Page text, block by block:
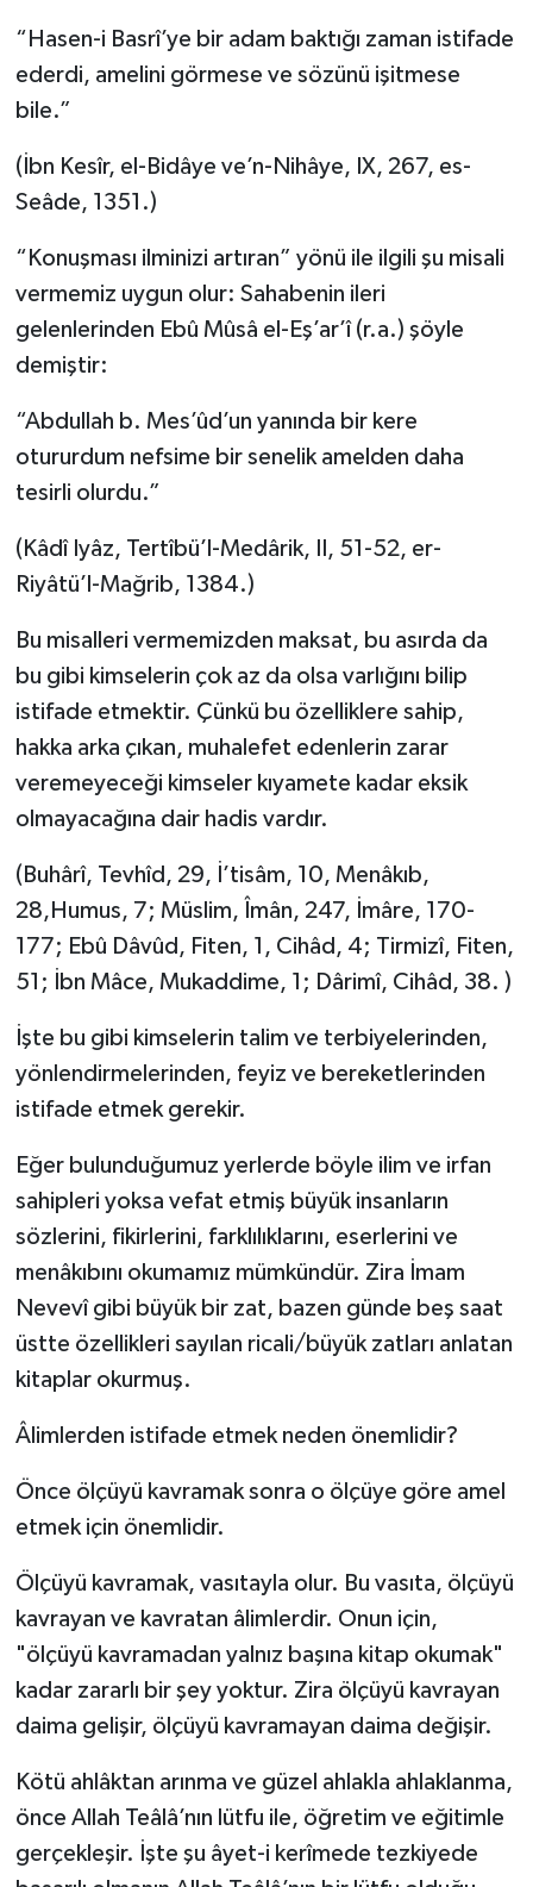
“Hasen-i Basrî’ye bir adam baktığı zaman istifade
ederdi, amelini görmese ve sözünü işitmese
bile.”
(İbn Kesîr, el-Bidâye ve’n-Nihâye, IX, 267, es-
Seâde, 1351.)
“Konuşması ilminizi artıran” yönü ile ilgili şu misali
vermemiz uygun olur: Sahabenin ileri
gelenlerinden Ebû Mûsâ el-Eş’ar’î (r.a.) şöyle
demiştir:
“Abdullah b. Mes’ûd’un yanında bir kere
otururdum nefsime bir senelik amelden daha
tesirli olurdu.”
(Kâdî Iyâz, Tertîbü’l-Medârik, II, 51-52, er-
Riyâtü’l-Mağrib, 1384.)
Bu misalleri vermemizden maksat, bu asırda da
bu gibi kimselerin çok az da olsa varlığını bilip
istifade etmektir. Çünkü bu özelliklere sahip,
hakka arka çıkan, muhalefet edenlerin zarar
veremeyeceği kimseler kıyamete kadar eksik
olmayacağına dair hadis vardır.
(Buhârî, Tevhîd, 29, İ’tisâm, 10, Menâkıb,
28,Humus, 7; Müslim, Îmân, 247, İmâre, 170-
177; Ebû Dâvûd, Fiten, 1, Cihâd, 4; Tirmizî, Fiten,
51; İbn Mâce, Mukaddime, 1; Dârimî, Cihâd, 38. )
İşte bu gibi kimselerin talim ve terbiyelerinden,
yönlendirmelerinden, feyiz ve bereketlerinden
istifade etmek gerekir.
Eğer bulunduğumuz yerlerde böyle ilim ve irfan
sahipleri yoksa vefat etmiş büyük insanların
sözlerini, fikirlerini, farklılıklarını, eserlerini ve
menâkıbını okumamız mümkündür. Zira İmam
Nevevî gibi büyük bir zat, bazen günde beş saat
üstte özellikleri sayılan ricali/büyük zatları anlatan
kitaplar okurmuş.
Âlimlerden istifade etmek neden önemlidir?
Önce ölçüyü kavramak sonra o ölçüye göre amel
etmek için önemlidir.
Ölçüyü kavramak, vasıtayla olur. Bu vasıta, ölçüyü
kavrayan ve kavratan âlimlerdir. Onun için,
"ölçüyü kavramadan yalnız başına kitap okumak"
kadar zararlı bir şey yoktur. Zira ölçüyü kavrayan
daima gelişir, ölçüyü kavramayan daima değişir.
Kötü ahlâktan arınma ve güzel ahlakla ahlaklanma,
önce Allah Teâlâ’nın lütfu ile, öğretim ve eğitimle
gerçekleşir. İşte şu âyet-i kerîmede tezkiyede